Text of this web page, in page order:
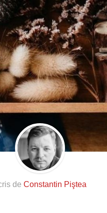
de Constantin Piştea